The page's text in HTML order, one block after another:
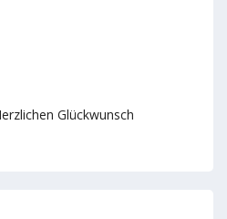
Glückwunsch